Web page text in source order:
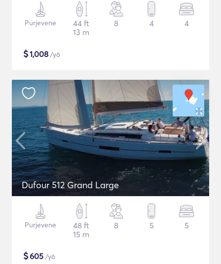
Purjevene
44 ft
13 m
8 4 4
$1,008 /yö
Dufour 512 Grand Large
Purjevene
48 ft
15 m
8 5 5
$605 /yö